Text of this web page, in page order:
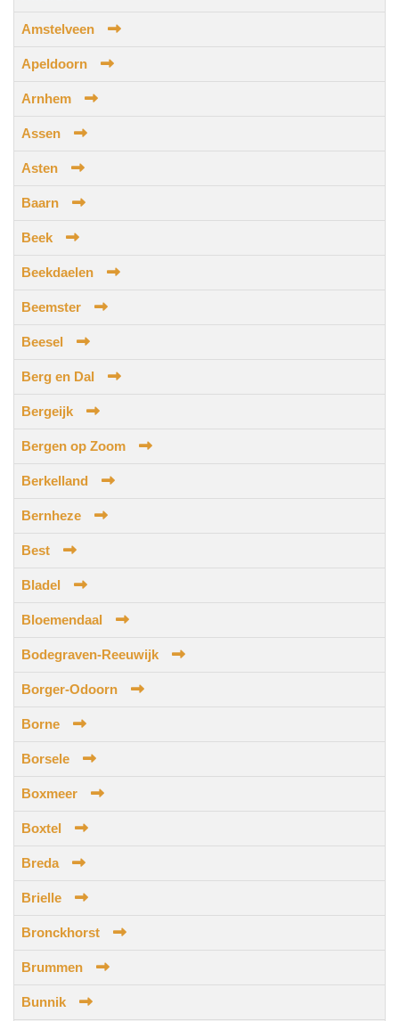
Amstelveen
Apeldoorn
Arnhem
Assen
Asten
Baarn
Beek
Beekdaelen
Beemster
Beesel
Berg en Dal
Bergeijk
Bergen op Zoom
Berkelland
Bernheze
Best
Bladel
Bloemendaal
Bodegraven-Reeuwijk
Borger-Odoorn
Borne
Borsele
Boxmeer
Boxtel
Breda
Brielle
Bronckhorst
Brummen
Bunnik